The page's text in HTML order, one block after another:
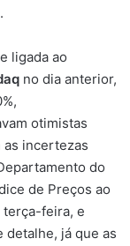
ligada ao
no dia anterior,
otimistas
as incertezas
do
de Preços ao
terça-feira, e
já que as